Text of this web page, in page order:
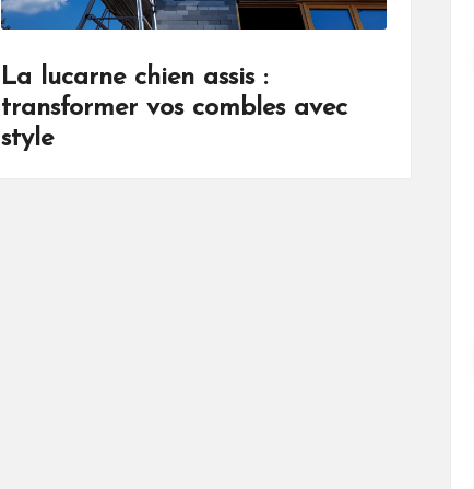
u
x
La lucarne chien assis :
transformer vos combles avec
style